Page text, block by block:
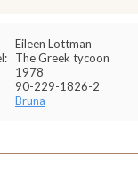
Eileen Lottman
The Greek tycoon
1978
90-229-1826-2
Bruna